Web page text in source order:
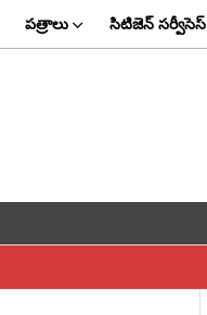
పత్రాలు సిటిజెన్ సర్వీసెస్